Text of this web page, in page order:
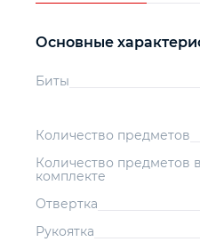
Основные
Биты
Количество предметов
Количество предметов в
комплекте
Отвертка
Рукоятка